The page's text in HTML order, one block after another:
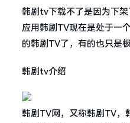
韩剧tv下载不了是因为下
应用韩剧TV现在是处于一
的韩剧TV了，有的也只是
韩剧tv介绍
韩剧TV网，又称韩剧TV，